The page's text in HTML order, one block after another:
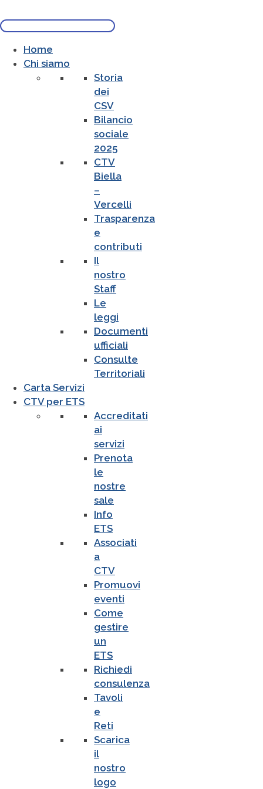
Home
Chi siamo
Storia
dei
CSV
Bilancio
sociale
2025
CTV
Biella
–
Vercelli
Trasparenza
e
contributi
Il
nostro
Staff
Le
leggi
Documenti
ufficiali
Consulte
Territoriali
Carta Servizi
CTV per ETS
Accreditati
ai
servizi
Prenota
le
nostre
sale
Info
ETS
Associati
a
CTV
Promuovi
eventi
Come
gestire
un
ETS
Richiedi
consulenza
Tavoli
e
Reti
Scarica
il
nostro
logo